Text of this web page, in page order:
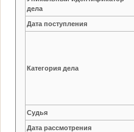
дела
Дата поступления
Категория дела
Судья
Дата рассмотрения